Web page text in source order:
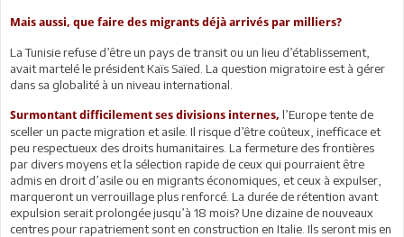
Mais aussi, que faire des migrants déjà arrivés par milliers?
La Tunisie refuse d’être un pays de transit ou un lieu d’établissement,
avait martelé le président Kaïs Saïed. La question migratoire est à gérer
dans sa globalité à un niveau international.
Surmontant difficilement ses divisions internes, l’Europe tente de
sceller un pacte migration et asile. Il risque d’être coûteux, inefficace et
peu respectueux des droits humanitaires. La fermeture des frontières
par divers moyens et la sélection rapide de ceux qui pourraient être
admis en droit d’asile ou en migrants économiques, et ceux à expulser,
marqueront un verrouillage plus renforcé. La durée de rétention avant
expulsion serait prolongée jusqu’à 18 mois? Une dizaine de nouveaux
centres pour rapatriement sont en construction en Italie. Ils seront mis en